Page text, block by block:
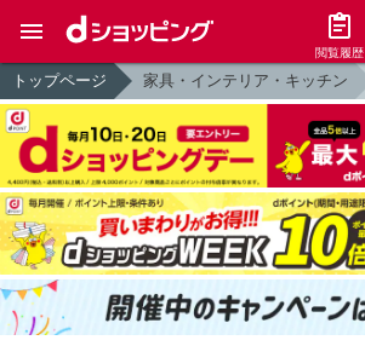
閲覧履歴
トップページ 家具・インテリア・キッチン